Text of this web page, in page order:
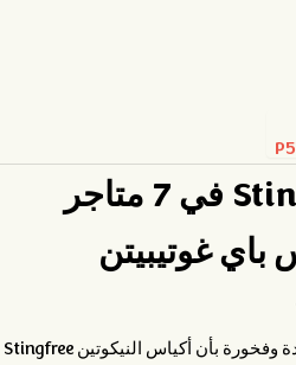
تم إطلاق Stingfree في 7 متاجر
غوتيبيتن
إن شركة Sting Free AB سعيدة وفخورة بأن أكياس النيكوتين Stingfree